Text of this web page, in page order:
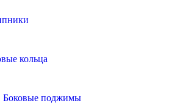
кольца
Боковые поджимы